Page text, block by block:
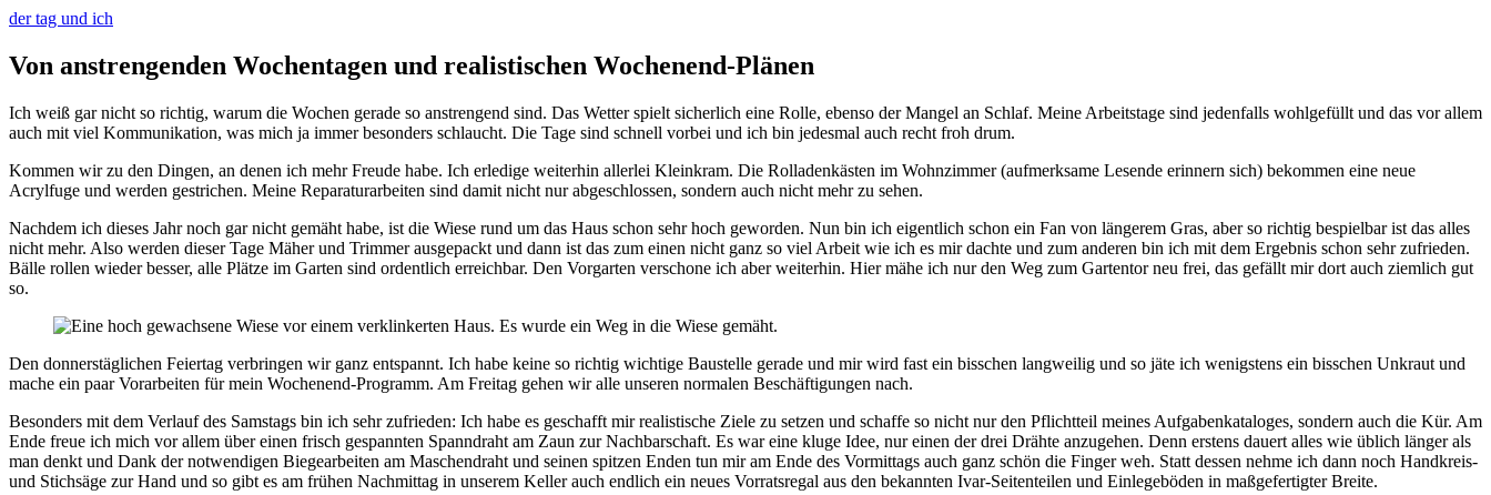
der tag und ich
Von anstrengenden Wochentagen und realistischen Wochenend-Plänen
Ich weiß gar nicht so richtig, warum die Wochen gerade so anstrengend sind. Das Wetter spielt sicherlich eine Rolle, ebenso der Mangel an Schlaf. Meine Arbeitstage sind jedenfalls wohlgefüllt und das vor allem
auch mit viel Kommunikation, was mich ja immer besonders schlaucht. Die Tage sind schnell vorbei und ich bin jedesmal auch recht froh drum.
Kommen wir zu den Dingen, an denen ich mehr Freude habe. Ich erledige weiterhin allerlei Kleinkram. Die Rolladenkästen im Wohnzimmer (aufmerksame Lesende erinnern sich) bekommen eine neue
Acrylfuge und werden gestrichen. Meine Reparaturarbeiten sind damit nicht nur abgeschlossen, sondern auch nicht mehr zu sehen.
Nachdem ich dieses Jahr noch gar nicht gemäht habe, ist die Wiese rund um das Haus schon sehr hoch geworden. Nun bin ich eigentlich schon ein Fan von längerem Gras, aber so richtig bespielbar ist das alles
nicht mehr. Also werden dieser Tage Mäher und Trimmer ausgepackt und dann ist das zum einen nicht ganz so viel Arbeit wie ich es mir dachte und zum anderen bin ich mit dem Ergebnis schon sehr zufrieden.
Bälle rollen wieder besser, alle Plätze im Garten sind ordentlich erreichbar. Den Vorgarten verschone ich aber weiterhin. Hier mähe ich nur den Weg zum Gartentor neu frei, das gefällt mir dort auch ziemlich gut
so.
Den donnerstäglichen Feiertag verbringen wir ganz entspannt. Ich habe keine so richtig wichtige Baustelle gerade und mir wird fast ein bisschen langweilig und so jäte ich wenigstens ein bisschen Unkraut und
mache ein paar Vorarbeiten für mein Wochenend-Programm. Am Freitag gehen wir alle unseren normalen Beschäftigungen nach.
Besonders mit dem Verlauf des Samstags bin ich sehr zufrieden: Ich habe es geschafft mir realistische Ziele zu setzen und schaffe so nicht nur den Pflichtteil meines Aufgabenkataloges, sondern auch die Kür. Am
Ende freue ich mich vor allem über einen frisch gespannten Spanndraht am Zaun zur Nachbarschaft. Es war eine kluge Idee, nur einen der drei Drähte anzugehen. Denn erstens dauert alles wie üblich länger als
man denkt und Dank der notwendigen Biegearbeiten am Maschendraht und seinen spitzen Enden tun mir am Ende des Vormittags auch ganz schön die Finger weh. Statt dessen nehme ich dann noch Handkreis-
und Stichsäge zur Hand und so gibt es am frühen Nachmittag in unserem Keller auch endlich ein neues Vorratsregal aus den bekannten Ivar-Seitenteilen und Einlegeböden in maßgefertigter Breite.